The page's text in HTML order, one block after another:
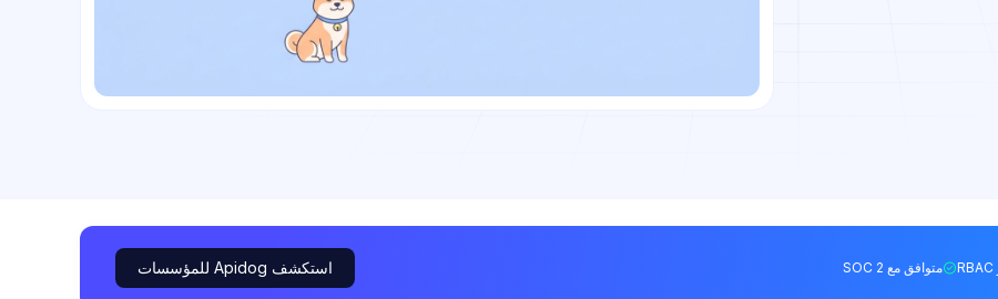
متوافق مع SOC 2 استكشف Apidog للمؤسسات